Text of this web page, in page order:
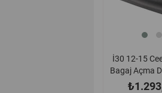
İ30 12-15
Bagaj Açma